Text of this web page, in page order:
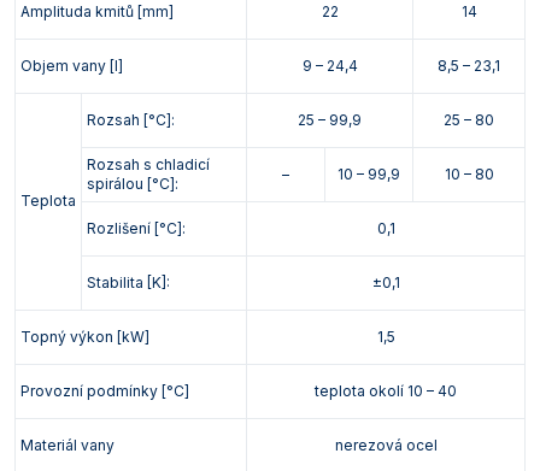
Amplituda kmitů [mm] 22 14
Objem vany [l] 9 – 24,4 8,5 – 23,1
Teplota
Rozsah [°C]: 25 – 99,9 25 – 80
Rozsah s chladicí
spirálou [°C]:
– 10 – 99,9 10 – 80
Rozlišení [°C]: 0,1
Stabilita [K]: ±0,1
Topný výkon [kW] 1,5
Provozní podmínky [°C] teplota okolí 10 – 40
Materiál vany nerezová ocel